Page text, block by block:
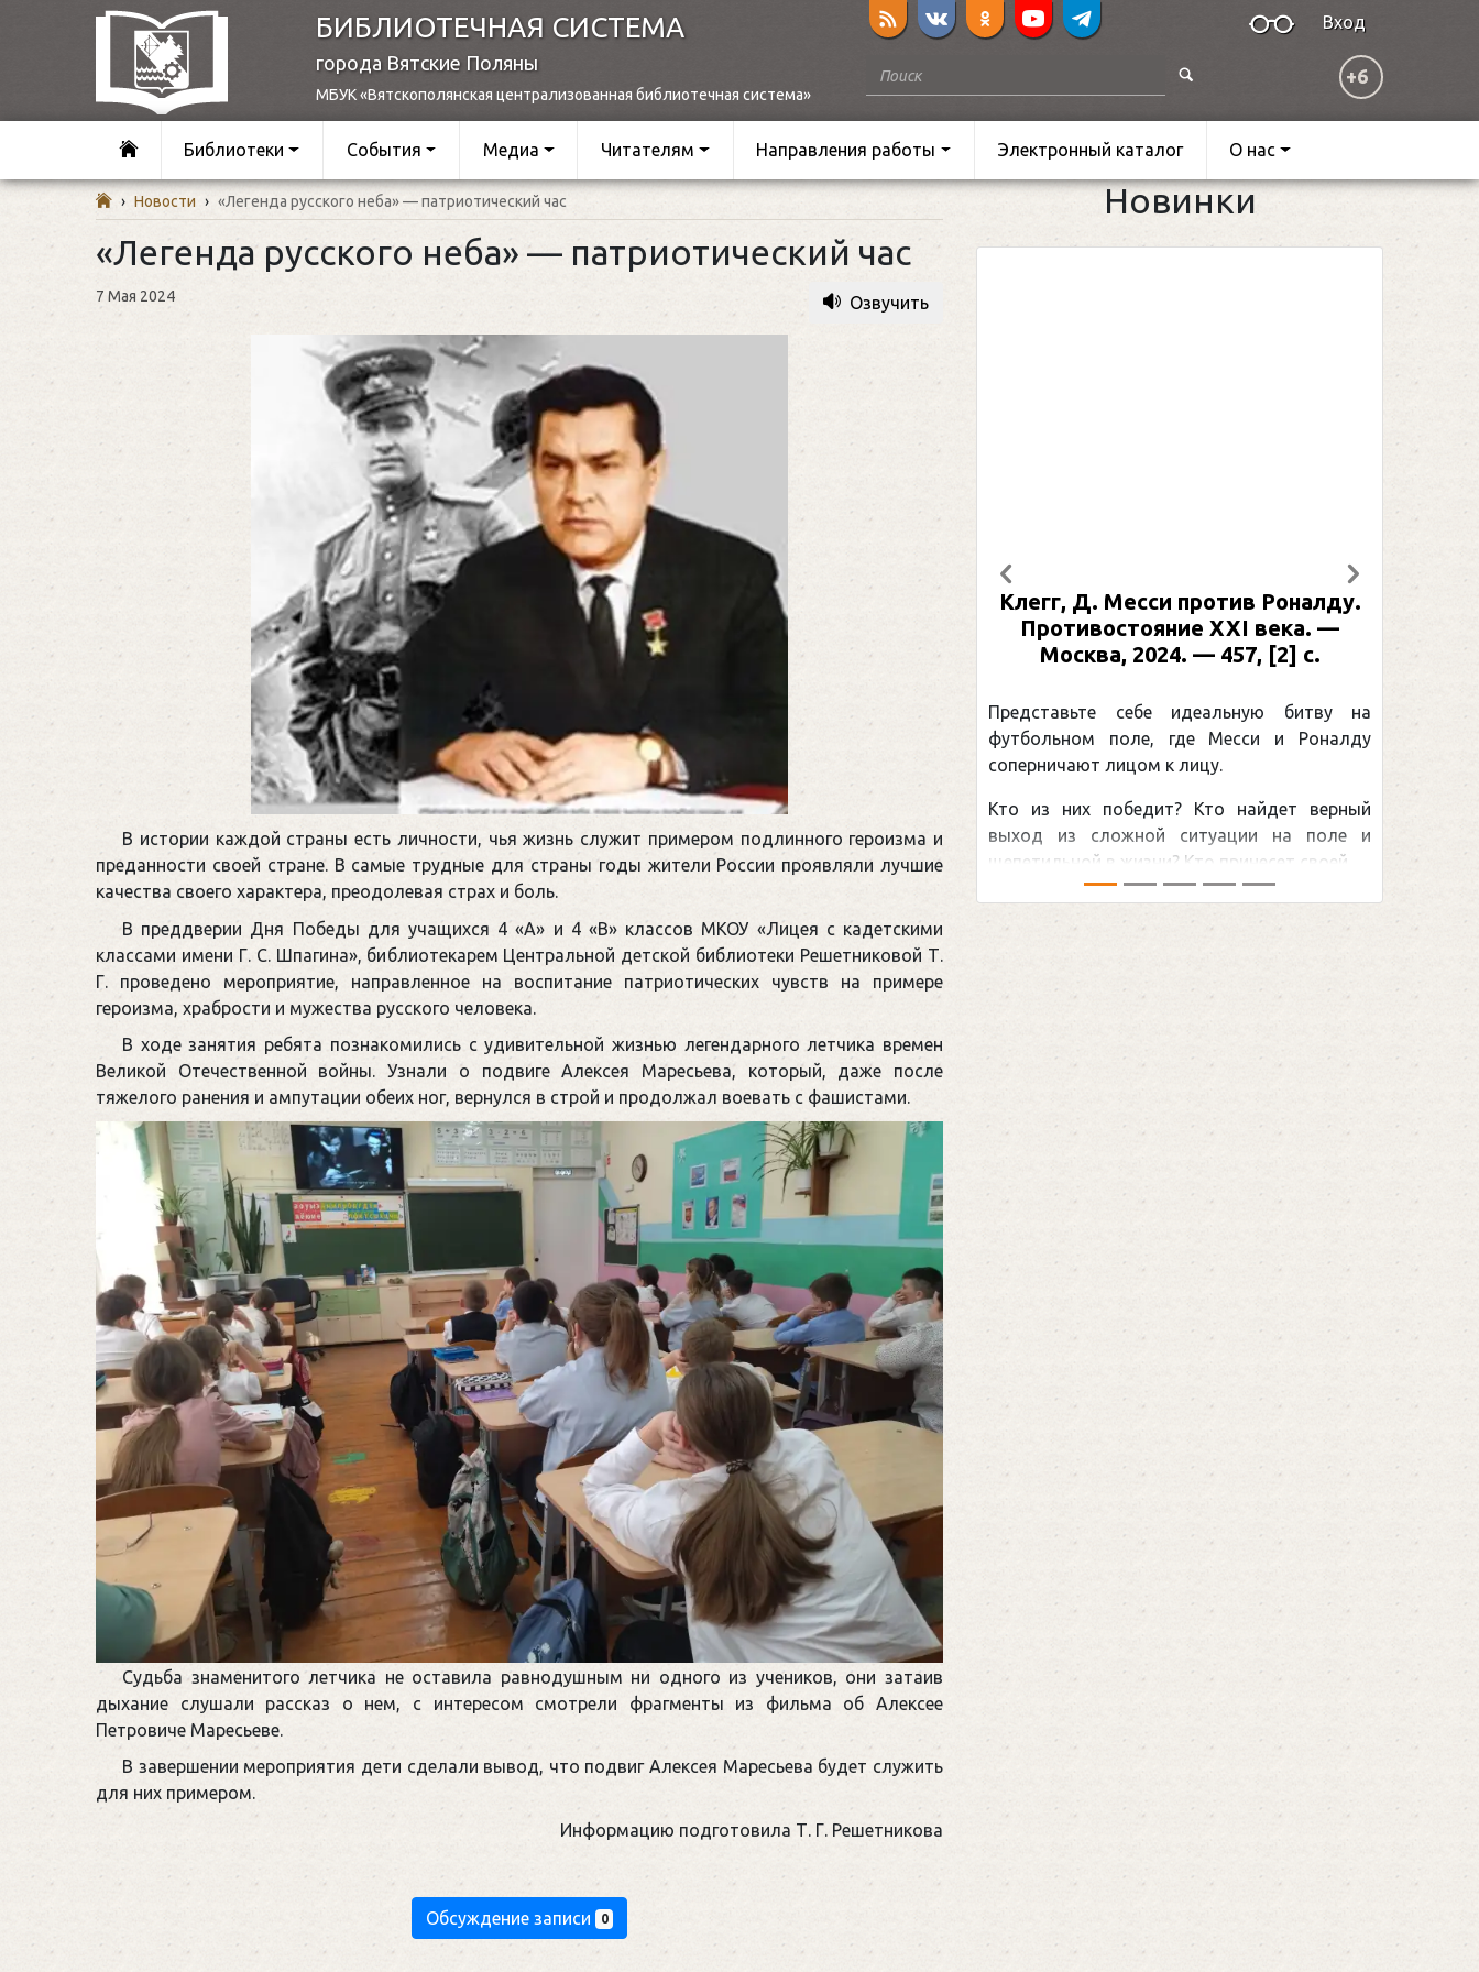
БИБЛИОТЕЧНАЯ СИСТЕМА
города Вятские Поляны
МБУК «Вятскополянская централизованная библиотечная система»
Вход
+6
Библиотеки События Медиа Читателям Направления работы Электронный каталог О нас
› Новости › «Легенда русского неба» — патриотический час
«Легенда русского неба» — патриотический час
7 Мая 2024 Озвучить
В истории каждой страны есть личности, чья жизнь служит примером подлинного героизма и
преданности своей стране. В самые трудные для страны годы жители России проявляли лучшие
качества своего характера, преодолевая страх и боль.
В преддверии Дня Победы для учащихся 4 «А» и 4 «В» классов МКОУ «Лицея с кадетскими
классами имени Г. С. Шпагина», библиотекарем Центральной детской библиотеки Решетниковой Т.
Г. проведено мероприятие, направленное на воспитание патриотических чувств на примере
героизма, храбрости и мужества русского человека.
В ходе занятия ребята познакомились с удивительной жизнью легендарного летчика времен
Великой Отечественной войны. Узнали о подвиге Алексея Маресьева, который, даже после
тяжелого ранения и ампутации обеих ног, вернулся в строй и продолжал воевать с фашистами.
Судьба знаменитого летчика не оставила равнодушным ни одного из учеников, они затаив
дыхание слушали рассказ о нем, с интересом смотрели фрагменты из фильма об Алексее
Петровиче Маресьеве.
В завершении мероприятия дети сделали вывод, что подвиг Алексея Маресьева будет служить
для них примером.
Информацию подготовила Т. Г. Решетникова
Обсуждение записи 0
Новинки
Клегг, Д. Месси против Роналду.
Противостояние XXI века. —
Москва, 2024. — 457, [2] с.
Представьте себе идеальную битву на
футбольном поле, где Месси и Роналду
Кто из них победит? Кто найдет верный
выход из сложной ситуации на поле и
щепетильной в жизни? Кто принесет своей ...
Рабинер, И. Я. Александр
: иллюстрированная
Москва, 2024 (макет 2025). —
Спорт)
снайперским рекордом НХЛ,
принадлежит великому канадцу
Гретцки, — едва ли не самая
хоккейная тема последних лет в
сезоном Национальной хоккейной лиги —
Предыдущий Следующий